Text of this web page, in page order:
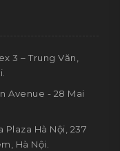
3 – Trung Văn,
Avenue - 28 Mai
Plaza Hà Nội, 237
Hà Nội.